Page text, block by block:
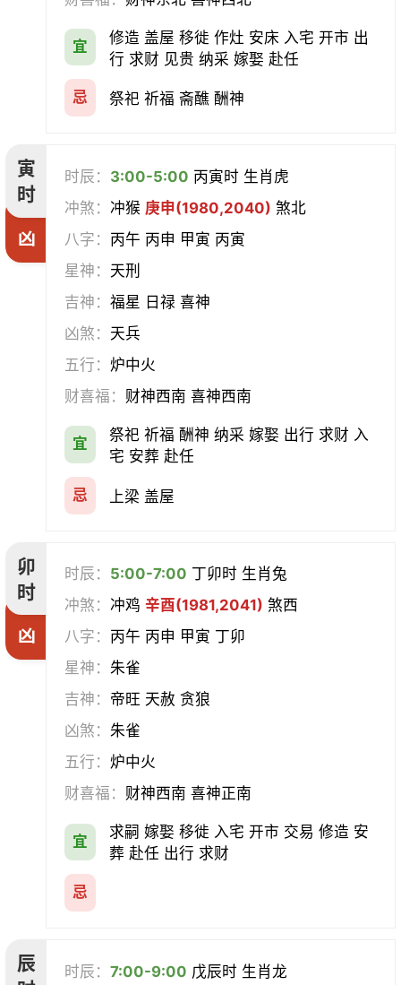
会亲友 伐木 架马 扫舍
入学
断蚁 归岫 修坟
破土 安葬 立碑
除服 移柩
修墓 塞穴
宜
修造 盖屋 移徙 作灶 安床 入宅 开市 出
行 求财 见贵 纳采 嫁娶 赴任
忌 祭祀 祈福 斋醮 酬神
寅
时
凶
时辰： 3:00-5:00 丙寅时 生肖虎
冲煞：冲猴 庚申(1980,2040) 煞北
八字： 丙午 丙申 甲寅 丙寅
星神： 天刑
吉神：福星 日禄 喜神
凶煞： 天兵
五行： 炉中火
财喜福： 财神西南 喜神西南
宜
祭祀 祈福 酬神 纳采 嫁娶 出行 求财 入
宅 安葬 赴任
忌 上梁 盖屋
卯
时
凶
时辰： 5:00-7:00 丁卯时 生肖兔
冲煞：冲鸡辛酉(1981,2041) 煞西
八字： 丙午 丙申 甲寅 丁卯
星神：朱雀
吉神： 帝旺 天赦 贪狼
凶煞：朱雀
五行： 炉中火
财喜福： 财神西南 喜神正南
宜
求嗣 嫁娶 移徙 入宅 开市 交易 修造 安
葬 赴任 出行 求财
忌
辰
时辰：7:00-9:00 戊辰时 生肖龙